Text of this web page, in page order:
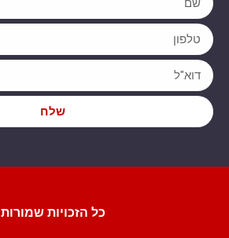
שלח
כל הזכויות שמורות